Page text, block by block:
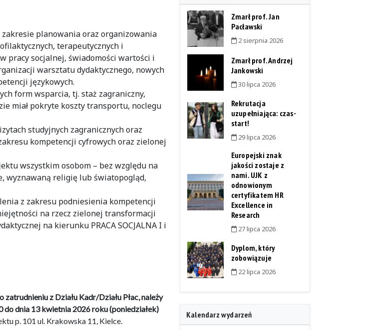
planowania oraz organizowania
terapeutycznych i
pracy socjalnej, świadomości wartości i
warsztatu dydaktycznego, nowych
językowych.
form wsparcia, tj. staż zagraniczny,
miał pokryte koszty transportu, noclegu
studyjnych zagranicznych oraz
kompetencji cyfrowych oraz zielonej
wszystkim osobom – bez względu na
wyznawaną religię lub światopogląd,
z zakresu podniesienia kompetencji
na rzecz zielonej transformacji
na kierunku PRACA SOCJALNA I i
z Działu Kadr/Działu Płac, należy
do dnia 13 kwietnia 2026 roku (poniedziałek)
p. 101 ul. Krakowska 11, Kielce.
Zmarł prof. Jan
Pacławski
2 sierpnia 2026
Zmarł prof. Andrzej
Jankowski
30 lipca 2026
Rekrutacja
uzupełniająca: czas-
start!
29 lipca 2026
Europejski znak
jakości zostaje z
nami. UJK z
odnowionym
certyfikatem HR
Excellence in
Research
27 lipca 2026
Dyplom, który
zobowiązuje
22 lipca 2026
Kalendarz wydarzeń